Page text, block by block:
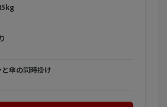
5kg
傘の同時掛け